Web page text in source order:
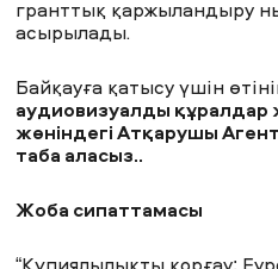
гранттық қаржыландыру
асырылады.
Байқауға қатысу үшін
аудиовизуалды
жөніндегіАтқарушы
таба аласыз..
Жоба сипаттамасы